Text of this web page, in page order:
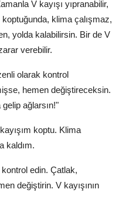
V kayışı yıpranabilir,
klima çalışmaz,
yolda kalabilirsin. Bir de V
verebilir.
olarak kontrol
hemen değiştireceksin.
gelip ağlarsın!"
koptu. Klima
kaldım.
kontrol edin. Çatlak,
değiştirin. V kayışının